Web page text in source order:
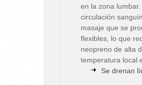
en la zona
circulación
masaje que se
flexibles, lo que
neopreno de alta
temperatura local
Se drenan